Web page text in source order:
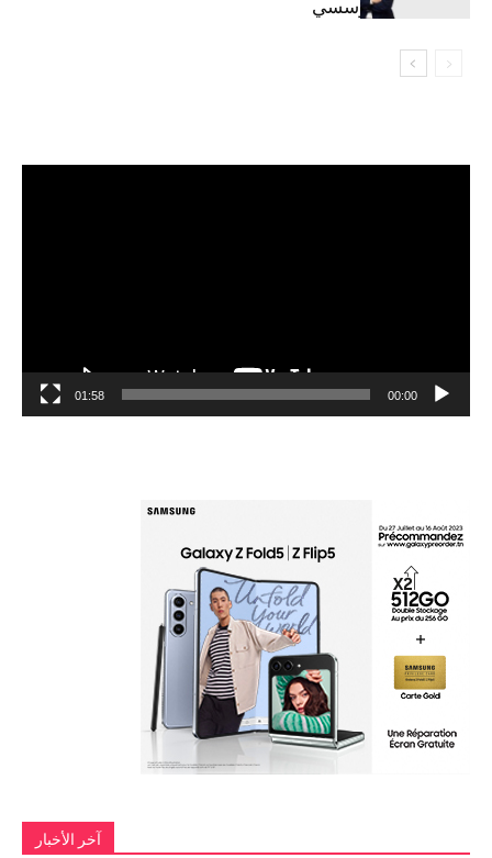
السيبراني المؤسسي
00:00
01:58
آخر الأخبار